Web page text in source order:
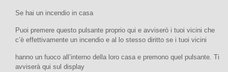
Se hai un incendio in casa
Puoi premere questo pulsante proprio qui e avviserò i tuoi vicini che
c’è effettivamente un incendio e al lo stesso diritto se i tuoi vicini
hanno un fuoco all’interno della loro casa e premono quel pulsante. Ti
avviserà qui sul display